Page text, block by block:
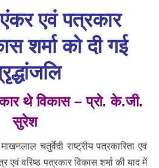
एवं पत्रकार
शर्मा को दी गई
थे विकास–प्रो. के.जी.
सुरेश
माखनलाल चतुर्वेदी राष्ट्रीय पत्रकारिता एवं
एवं वरिष्ठ पत्रकार विकास शर्मा की याद में